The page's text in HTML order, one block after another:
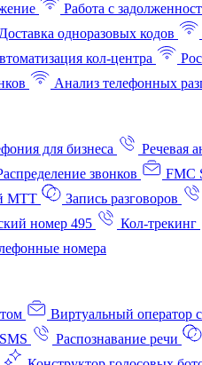
Работа с
Доставка одноразовых кодов
кол-центра
Анализ телефонных
для бизнеса Речевая
звонков FMC
МТТ
Запись разговоров
номер 495 Кол-трекинг
номера
Виртуальный оператор
Распознавание речи